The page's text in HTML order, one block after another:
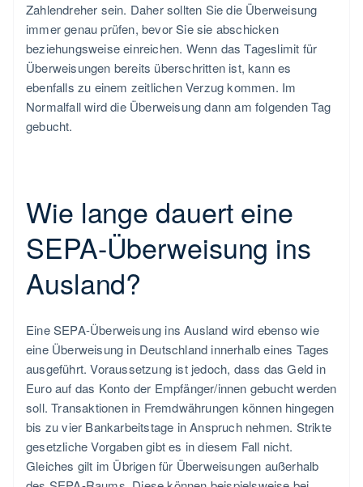
Zahlendreher sein. Daher sollten Sie die Überweisung
immer genau prüfen, bevor Sie sie abschicken
beziehungsweise einreichen. Wenn das Tageslimit für
Überweisungen bereits überschritten ist, kann es
ebenfalls zu einem zeitlichen Verzug kommen. Im
Normalfall wird die Überweisung dann am folgenden Tag
gebucht.
Wie lange dauert eine
SEPA-Überweisung ins
Ausland?
Eine SEPA-Überweisung ins Ausland wird ebenso wie
eine Überweisung in Deutschland innerhalb eines Tages
ausgeführt. Voraussetzung ist jedoch, dass das Geld in
Euro auf das Konto der Empfänger/innen gebucht werden
soll. Transaktionen in Fremdwährungen können hingegen
bis zu vier Bankarbeitstage in Anspruch nehmen. Strikte
gesetzliche Vorgaben gibt es in diesem Fall nicht.
Gleiches gilt im Übrigen für Überweisungen außerhalb